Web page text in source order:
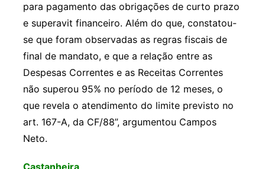
para pagamento das obrigações de curto prazo
e superavit financeiro. Além do que, constatou-
se que foram observadas as regras fiscais de
final de mandato, e que a relação entre as
Despesas Correntes e as Receitas Correntes
não superou 95% no período de 12 meses, o
que revela o atendimento do limite previsto no
art. 167-A, da CF/88”, argumentou Campos
Neto.